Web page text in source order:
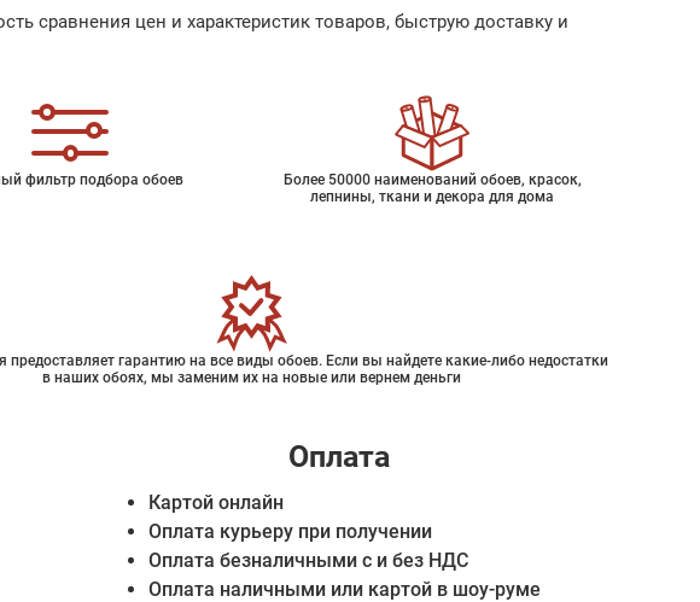
сравнения цен и характеристик товаров, быструю доставку и
фильтр подбора обоев
Более 50000 наименований обоев, красок,
лепнины, ткани и декора для дома
гарантию на все виды обоев. Если вы найдете какие-либо недостатки
в наших обоях, мы заменим их на новые или вернем деньги
Оплата
Картой онлайн
Оплата курьеру при получении
Оплата безналичными с и без НДС
Оплата наличными или картой в шоу-руме